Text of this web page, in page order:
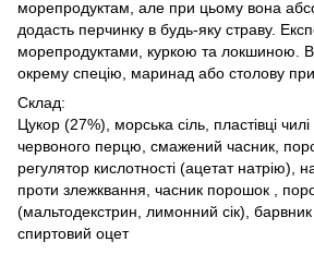
морепродуктам, але при цьому вона
додасть перчинку в будь-яку страву.
морепродуктами, куркою та локшиною.
окрему спецію, маринад або столову
Склад:
Цукор (27%), морська сіль, пластівці чилі
червоного перцю, смажений часник,
регулятор кислотності (ацетат натрію),
проти злежквання, часник порошок ,
(мальтодекстрин, лимонний сік), барвник
спиртовий оцет